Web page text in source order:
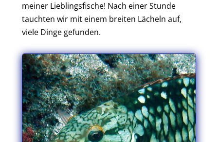
meiner Lieblingsfische! Nach einer Stunde
tauchten wir mit einem breiten Lächeln auf,
viele Dinge gefunden.